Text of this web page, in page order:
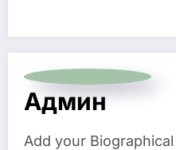
Админ
Add your